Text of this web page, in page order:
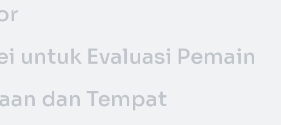
untuk Evaluasi Pemain
dan Tempat